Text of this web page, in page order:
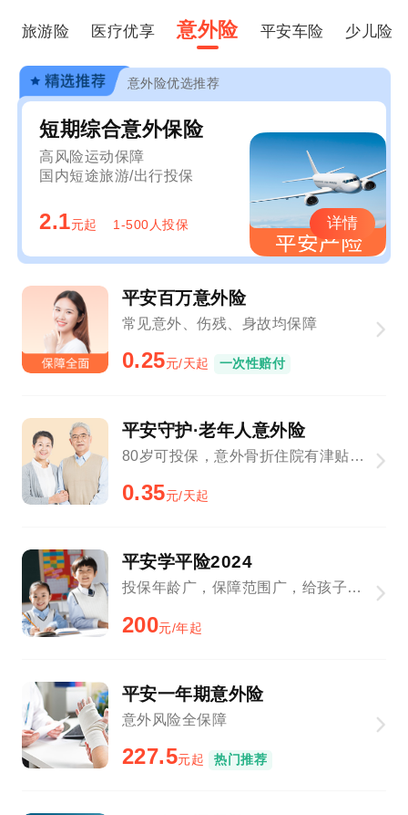
旅游险 医疗优享 意外险 平安车险 少儿险
意外险优选推荐
短期综合意外保险
高风险运动保障
国内短途旅游/出行投保
2.1元起 1-500人投保 详情
平安百万意外险
常见意外、伤残、身故均保障
0.25元/天起 一次性赔付
平安守护·老年人意外险
80岁可投保，意外骨折住院有津贴，保障全面
0.35元/天起
平安学平险2024
投保年龄广，保障范围广，给孩子更贴心的保障
200元/年起
平安一年期意外险
意外风险全保障
227.5元起 热门推荐